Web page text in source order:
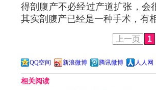
得剖腹产不必经过产道扩张，会
其实剖腹产已经是一种手术，有
上一页 1
QQ空间 新浪微博 腾讯微博 人人网
相关阅读